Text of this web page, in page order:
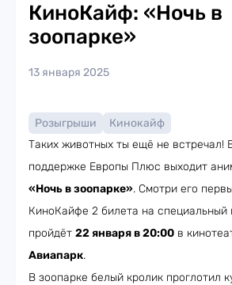
КиноКайф: «Ночь в
зоопарке»
13 января 2025
Розыгрыши
Кинокайф
Таких животных ты ещё не встречал!
поддержке Европы Плюс выходит
«Ночь в зоопарке». Смотри его
КиноКайфе 2 билета на специальный
пройдёт 22 января в 20:00 в
Авиапарк.
В зоопарке белый кролик проглотил